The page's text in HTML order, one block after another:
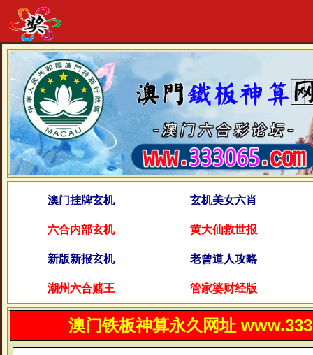
澳门挂牌玄机 玄机美女六肖
六合内部玄机 黄大仙救世报
新版新报玄机 老曾道人攻略
潮州六合赌王 管家婆财经版
澳门铁板神算永久网址